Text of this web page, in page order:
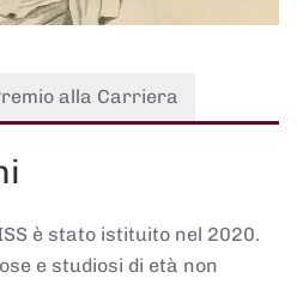
alla Carriera
è stato istituito nel 2020.
e studiosi di età non